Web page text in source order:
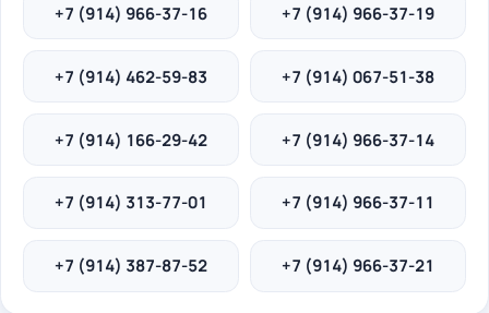
+7 (914) 966-37-16 +7 (914) 966-37-19
+7 (914) 462-59-83 +7 (914) 067-51-38
+7 (914) 166-29-42 +7 (914) 966-37-14
+7 (914) 313-77-01 +7 (914) 966-37-11
+7 (914) 387-87-52 +7 (914) 966-37-21